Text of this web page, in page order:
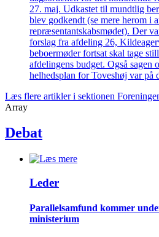
27. maj. Udkastet til mundtlig
blev godkendt (se mere herom i
repræsentantskabsmødet). Der
forslag fra afdeling 26,
beboermøder fortsat skal tage
afdelingens budget. Også sagen
helhedsplan for Toveshøj var på
Læs flere artikler i sektionen
Array
Debat
Leder
Parallelsamfund kommer
ministerium